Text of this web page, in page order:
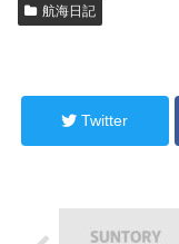
航海日記
Twitter